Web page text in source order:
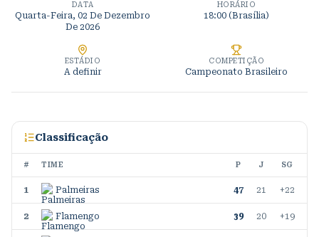
DATA
Quarta-Feira, 02 De Dezembro
De 2026
HORÁRIO
18:00 (Brasília)
ESTÁDIO
A definir
COMPETIÇÃO
Campeonato Brasileiro
Classificação
# TIME P J SG
1 Palmeiras 47 21 +22
2 Flamengo 39 20 +19